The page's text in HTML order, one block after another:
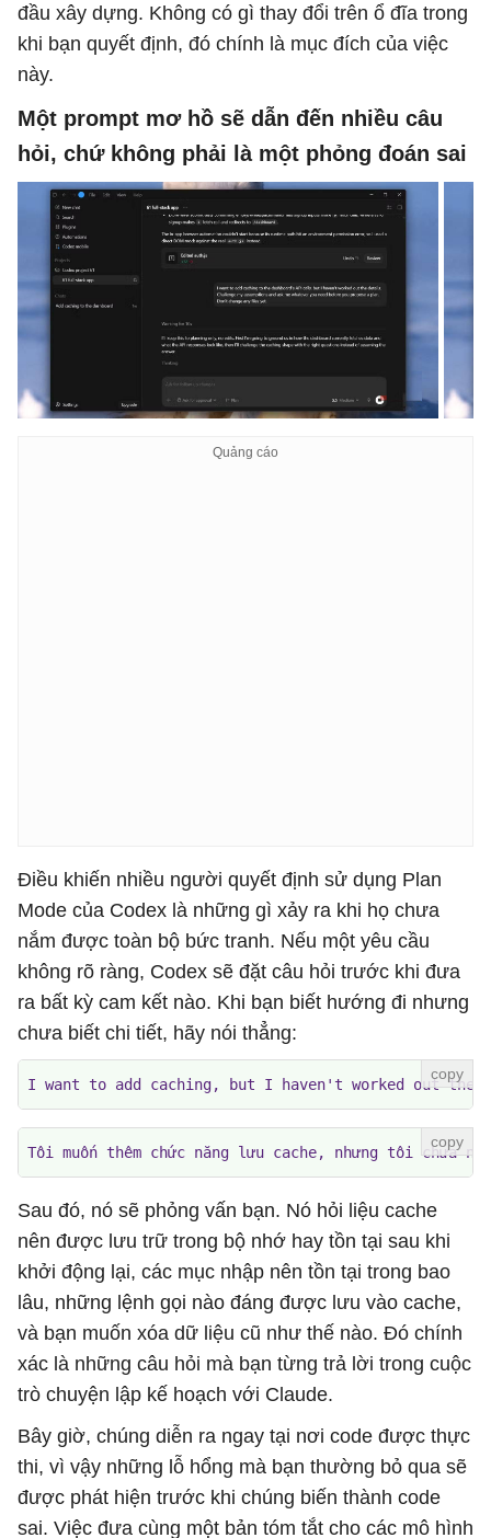
đầu xây dựng. Không có gì thay đổi trên ổ đĩa trong
khi bạn quyết định, đó chính là mục đích của việc
này.
Một prompt mơ hồ sẽ dẫn đến nhiều câu
hỏi, chứ không phải là một phỏng đoán sai
Điều khiến nhiều người quyết định sử dụng Plan
Mode của Codex là những gì xảy ra khi họ chưa
nắm được toàn bộ bức tranh. Nếu một yêu cầu
không rõ ràng, Codex sẽ đặt câu hỏi trước khi đưa
ra bất kỳ cam kết nào. Khi bạn biết hướng đi nhưng
chưa biết chi tiết, hãy nói thẳng:
I want to add caching, but I haven't worked out the
Tôi muốn thêm chức năng lưu cache, nhưng tôi
Sau đó, nó sẽ phỏng vấn bạn. Nó hỏi liệu cache
nên được lưu trữ trong bộ nhớ hay tồn tại sau khi
khởi động lại, các mục nhập nên tồn tại trong bao
lâu, những lệnh gọi nào đáng được lưu vào cache,
và bạn muốn xóa dữ liệu cũ như thế nào. Đó chính
xác là những câu hỏi mà bạn từng trả lời trong cuộc
trò chuyện lập kế hoạch với Claude.
Bây giờ, chúng diễn ra ngay tại nơi code được thực
thi, vì vậy những lỗ hổng mà bạn thường bỏ qua sẽ
được phát hiện trước khi chúng biến thành code
sai. Việc đưa cùng một bản tóm tắt cho các mô hình